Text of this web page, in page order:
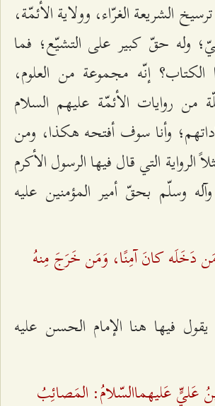
الشريعة الغرّاء، وولاية الأئمّة،
وله حقّ كبير على التشيّع؛ فما
إنّه مجموعة من العلوم،
روايات الأئمّة عليهم السلام
وأنا سوف أفتحه هكذا، ومن
الرواية التي قال فيها الرسول الأكرم
وسلّم بحقّ أمير المؤمنين عليه
دَخَلَه كانَ آمِنًا، وَمَن خَرَجَ مِنهُ
يقول فيها هنا الإمام الحسن عليه
عَليٍّ عَليهماالسّلامُ: المَصائِبُ